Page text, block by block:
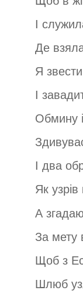
І
Де
Я
І
Обмину
І два
Як
А
За мету
Щоб з
Шлюб